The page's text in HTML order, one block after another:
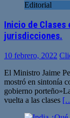
Editorial
Inicio de Clases
jurisdicciones.
10 febrero, 2022
El Ministro Jaime
mostró en sintonía
gobierno
vuelta a las clases